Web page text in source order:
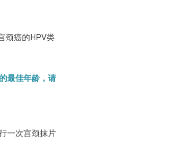
颈癌的HPV类
最佳年龄，请
一次宫颈抹片